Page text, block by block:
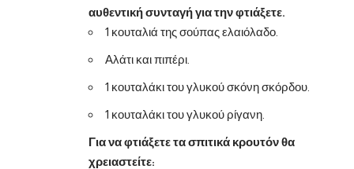
αυθεντική συνταγή για την φτιάξετε.
1 κουταλιά της σούπας ελαιόλαδο.
Αλάτι και πιπέρι.
1 κουταλάκι του γλυκού σκόνη σκόρδου.
1 κουταλάκι του γλυκού ρίγανη.
Για να φτιάξετε τα σπιτικά κρουτόν θα
χρειαστείτε: